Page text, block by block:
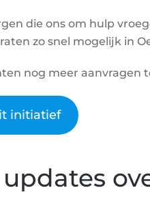
die ons om hulp
zo snel mogelijk in
nog meer aanvragen
initiatief
updates